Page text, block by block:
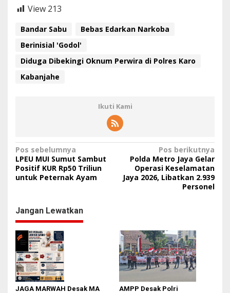
e
r
View 213
Bandar Sabu
Bebas Edarkan Narkoba
Berinisial 'Godol'
Diduga Dibekingi Oknum Perwira di Polres Karo
Kabanjahe
Ikuti Kami
N
a
v
g
a
s
i
p
o
Pos sebelumnya
LPEU MUI Sumut Sambut
Positif KUR Rp50 Triliun
untuk Peternak Ayam
Pos berikutnya
Polda Metro Jaya Gelar
Operasi Keselamatan
Jaya 2026, Libatkan 2.939
Personel
Jangan Lewatkan
JAGA MARWAH Desak MA AMPP Desak Polri